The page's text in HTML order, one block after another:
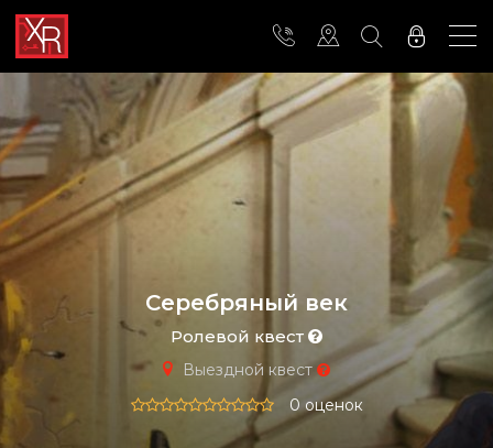
Серебряный век
Ролевой квест
Выездной квест
0 оценок